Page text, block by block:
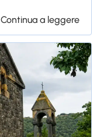
Continua a leggere